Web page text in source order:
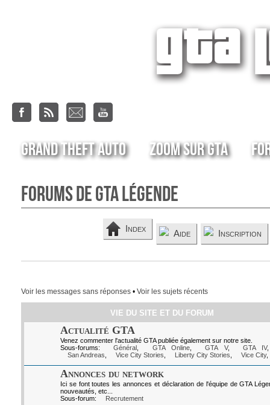
Grand Theft Auto Zoom sur GTA
Forums de GTA Légende
Index Aide Inscription
Voir les messages sans réponses• Voir les sujets récents
VIE DU SITE ET DU FORUM
Actualité GTA
Venez commenter l'actualité GTA publiée également sur notre site.
Sous-forums:
Général GTA Online, GTA V, GTA IV
San Andreas
Vice City Stories Liberty City Stories Vice City,
Annonces du network
Ici se font toutes les annonces et déclaration de l'équipe de GTA
nouveautés, etc...
Sous-forum:
Recrutement